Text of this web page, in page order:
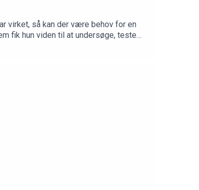
virket, så kan der være behov for en
fik hun viden til at undersøge, teste
der kan hjælpe både før, under og